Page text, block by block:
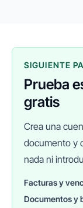
SIGUIENTE
Prueba
gratis
Crea una
documento y
nada ni
Facturas y
Documentos y
FINANEDI